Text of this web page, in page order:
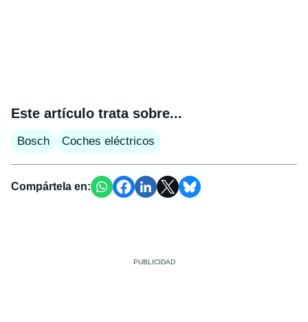
Este artículo trata sobre...
Bosch Coches eléctricos
Compártela en: